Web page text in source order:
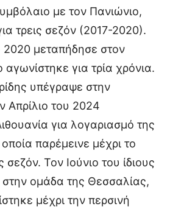
με τον Πανιώνιο,
τρεις σεζόν (2017-2020).
2020 μεταπήδησε στον
για τρία χρόνια.
υπέγραψε στην
Απρίλιο του 2024
για λογαριασμό της
παρέμεινε μέχρι το
σεζόν. Τον Ιούνιο του ίδιους
ομάδα της Θεσσαλίας,
μέχρι την περσινή